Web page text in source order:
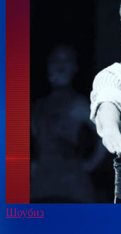
Шоубиз